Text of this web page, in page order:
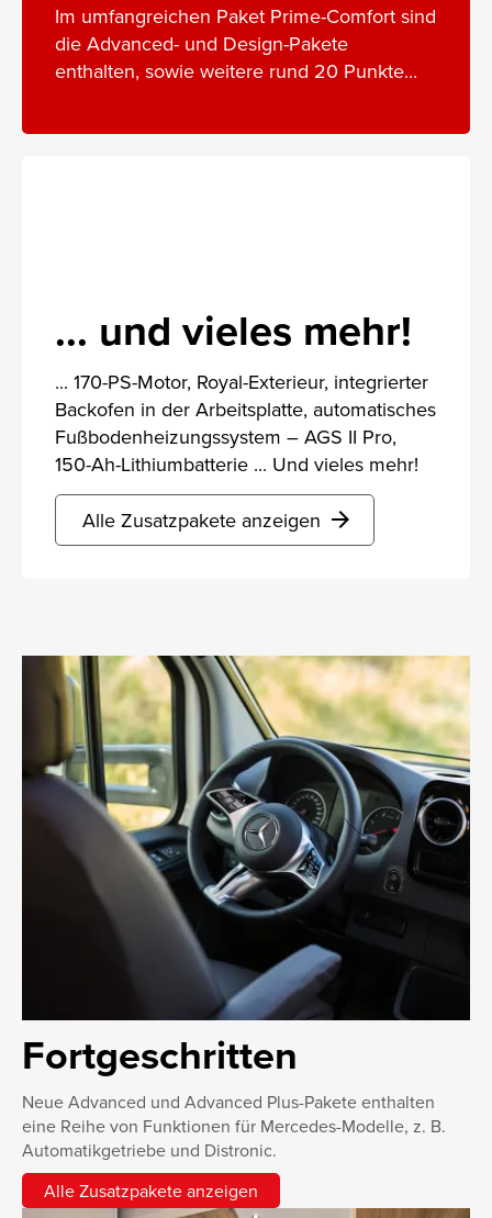
Im umfangreichen Paket Prime-Comfort sind
die Advanced- und Design-Pakete
enthalten, sowie weitere rund 20 Punkte...
... und vieles mehr!
... 170-PS-Motor, Royal-Exterieur, integrierter
Backofen in der Arbeitsplatte, automatisches
Fußbodenheizungssystem – AGS II Pro,
150-Ah-Lithiumbatterie ... Und vieles mehr!
Alle Zusatzpakete anzeigen arrow_forward
Fortgeschritten
Neue Advanced und Advanced Plus-Pakete enthalten
eine Reihe von Funktionen für Mercedes-Modelle, z. B.
Automatikgetriebe und Distronic.
Alle Zusatzpakete anzeigen